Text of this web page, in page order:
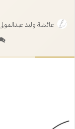
عائشة وليد